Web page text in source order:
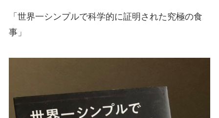
「世界一シンプルで科学的に証明された究極の食
事」